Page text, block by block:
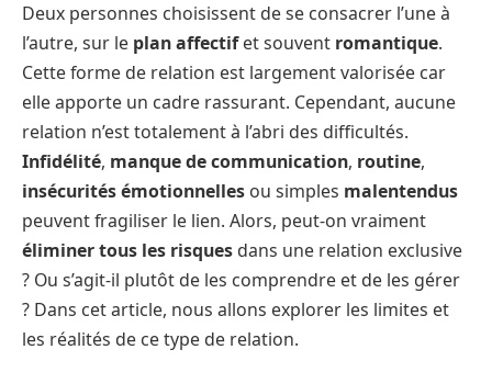
Deux personnes choisissent de se consacrer l’une à
l’autre, sur le plan affectifet souvent romantique.
Cette forme de relation est largement valorisée car
elle apporte un cadre rassurant. Cependant, aucune
relation n’est totalement à l’abri des difficultés.
Infidélité, manque de communication, routine,
insécurités émotionnelles ou simples malentendus
peuvent fragiliser le lien. Alors, peut-on vraiment
éliminer tous les risques dans une relation exclusive
? Ou s’agit-il plutôt de les comprendre et de les gérer
? Dans cet article, nous allons explorer les limites et
les réalités de ce type de relation.